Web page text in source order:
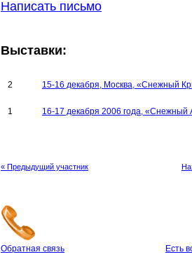
Написать письмо
Выставки:
2 15-16 декабря, Москва, «Снежный
1 16-17 декабря 2006 года, «Снежный
« Предыдущий участник
Обратная связь Есть